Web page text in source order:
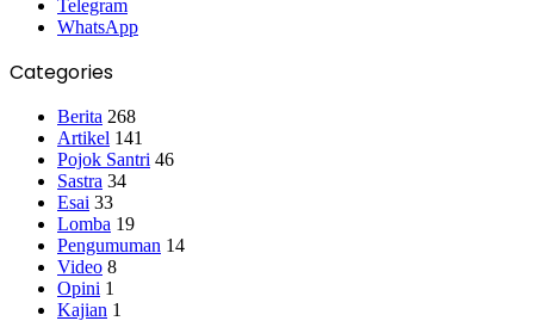
Telegram
WhatsApp
Categories
Berita 268
Artikel 141
Pojok Santri 46
Sastra 34
Esai 33
Lomba 19
Pengumuman 14
Video 8
Opini 1
Kajian 1